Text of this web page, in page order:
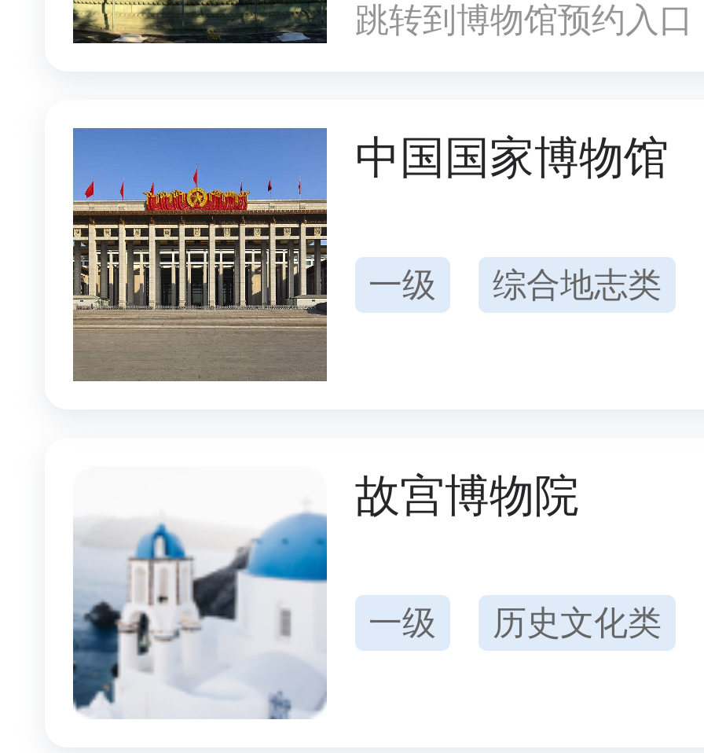
跳转到博物馆预约入口
中国国家博物馆
一级 综合地志类
故宫博物院
一级 历史文化类